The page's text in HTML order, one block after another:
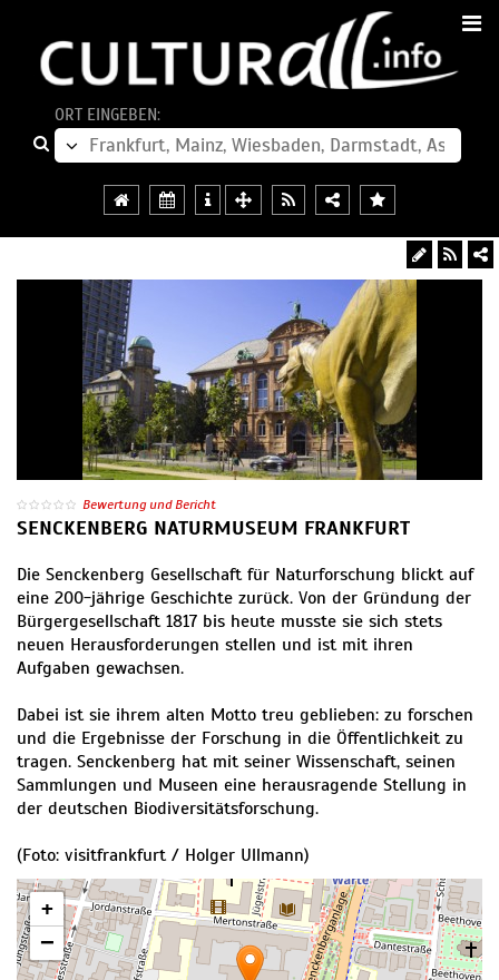
ORT EINGEBEN:
Bewertung und Bericht
SENCKENBERG NATURMUSEUM FRANKFURT
Die Senckenberg Gesellschaft für Naturforschung blickt auf
eine 200-jährige Geschichte zurück. Von der Gründung der
Bürgergesellschaft 1817 bis heute musste sie sich stets
neuen Herausforderungen stellen und ist mit ihren
Aufgaben gewachsen.
Dabei ist sie ihrem alten Motto treu geblieben: zu forschen
und die Ergebnisse der Forschung in die Öffentlichkeit zu
tragen. Senckenberg hat mit seiner Wissenschaft, seinen
Sammlungen und Museen eine herausragende Stellung in
der deutschen Biodiversitätsforschung.
(Foto: visitfrankfurt / Holger Ullmann)
+
−